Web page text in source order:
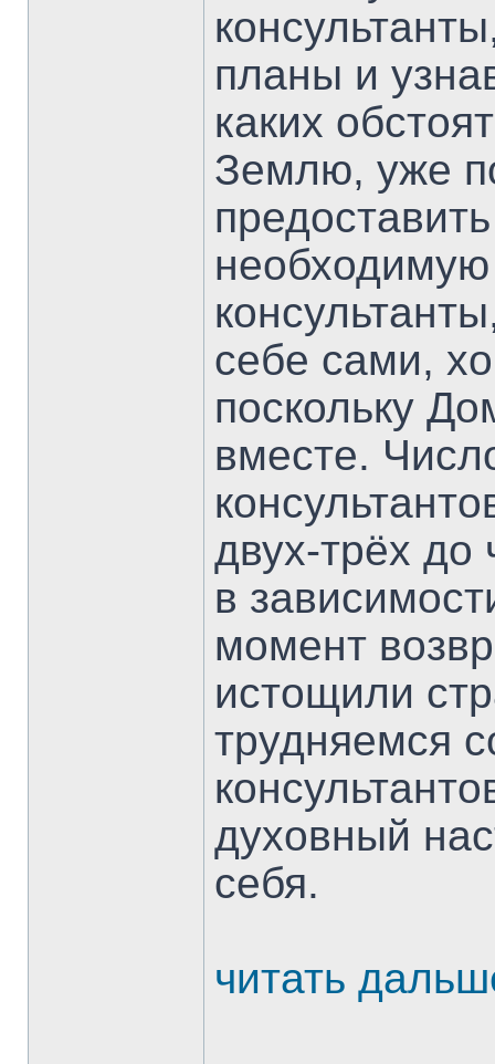
планы и
каких
Землю, уже
себе сами,
поскольку
вместе.
двух-трёх до
в
момент
истощили
трудняемся
духовный
себя.
читать